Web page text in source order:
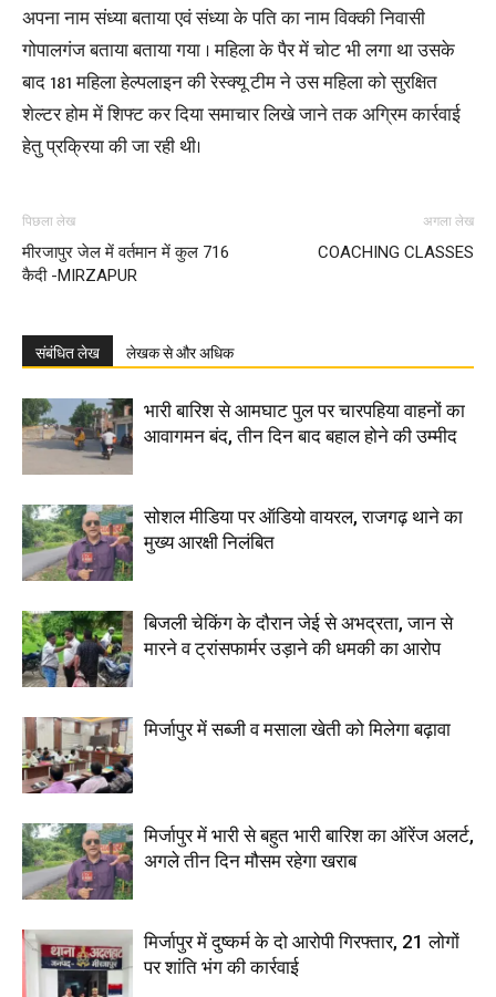
अपना नाम संध्या बताया एवं संध्या के पति का नाम विक्की निवासी
गोपालगंज बताया बताया गया । महिला के पैर में चोट भी लगा था उसके
बाद 181 महिला हेल्पलाइन की रेस्क्यू टीम ने उस महिला को सुरक्षित
शेल्टर होम में शिफ्ट कर दिया समाचार लिखे जाने तक अग्रिम कार्रवाई
हेतु प्रक्रिया की जा रही थी।
पिछला लेख
मीरजापुर जेल में वर्तमान में कुल 716
कैदी -MIRZAPUR
अगला लेख
COACHING CLASSES
संबंधित लेख लेखक से और अधिक
भारी बारिश से आमघाट पुल पर चारपहिया वाहनों का
आवागमन बंद, तीन दिन बाद बहाल होने की उम्मीद
सोशल मीडिया पर ऑडियो वायरल, राजगढ़ थाने का
मुख्य आरक्षी निलंबित
बिजली चेकिंग के दौरान जेई से अभद्रता, जान से
मारने व ट्रांसफार्मर उड़ाने की धमकी का आरोप
मिर्जापुर में सब्जी व मसाला खेती को मिलेगा बढ़ावा
मिर्जापुर में भारी से बहुत भारी बारिश का ऑरेंज अलर्ट,
अगले तीन दिन मौसम रहेगा खराब
मिर्जापुर में दुष्कर्म के दो आरोपी गिरफ्तार, 21 लोगों
पर शांति भंग की कार्रवाई